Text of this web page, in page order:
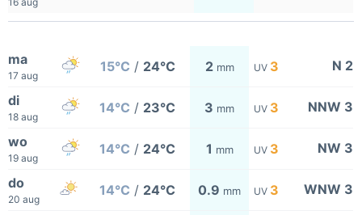
ma
17 aug
15°C / 24°C 2 mm UV 3 N 2
di
18 aug
14°C / 23°C 3 mm UV 3 NNW 3
wo
19 aug
14°C / 24°C 1 mm UV 3 NW 3
do
20 aug
14°C / 24°C 0.9 mm UV 3 WNW 3